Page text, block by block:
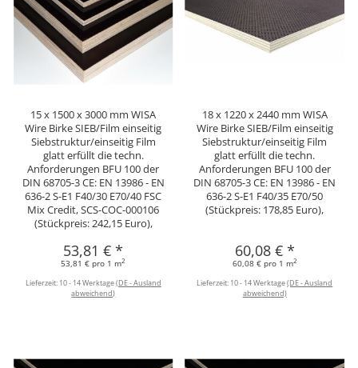
15 x 1500 x 3000 mm WISA
Wire Birke SIEB/Film einseitig
Siebstruktur/einseitig Film
glatt erfüllt die techn.
Anforderungen BFU 100 der
DIN 68705-3 CE: EN 13986 - EN
636-2 S-E1 F40/30 E70/40 FSC
Mix Credit, SCS-COC-000106
(Stückpreis: 242,15 Euro),
53,81 €*
53,81 € pro 1 m2
Lieferzeit: 10 - 14 Werktage(DE - Ausland
abweichend)
18 x 1220 x 2440 mm WISA
Wire Birke SIEB/Film einseitig
Siebstruktur/einseitig Film
glatt erfüllt die techn.
Anforderungen BFU 100 der
DIN 68705-3 CE: EN 13986 - EN
636-2 S-E1 F40/35 E70/50
(Stückpreis: 178,85 Euro),
60,08 € *
60,08 € pro 1 m2
Lieferzeit: 10 - 14 Werktage(DE - Ausland
abweichend)